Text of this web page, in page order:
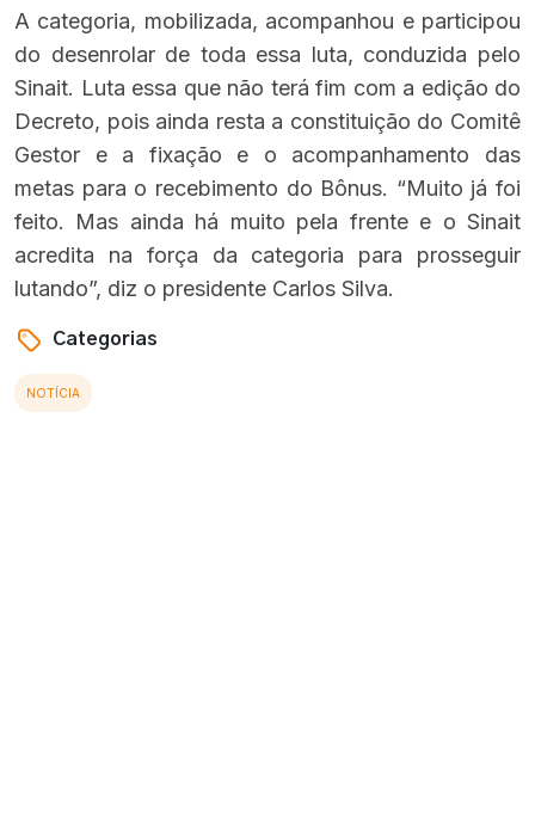
A categoria, mobilizada, acompanhou e participou
do desenrolar de toda essa luta, conduzida pelo
Sinait. Luta essa que não terá fim com a edição do
Decreto, pois ainda resta a constituição do Comitê
Gestor e a fixação e o acompanhamento das
metas para o recebimento do Bônus. “Muito já foi
feito. Mas ainda há muito pela frente e o Sinait
acredita na força da categoria para prosseguir
lutando”, diz o presidente Carlos Silva.
Categorias
NOTÍCIA